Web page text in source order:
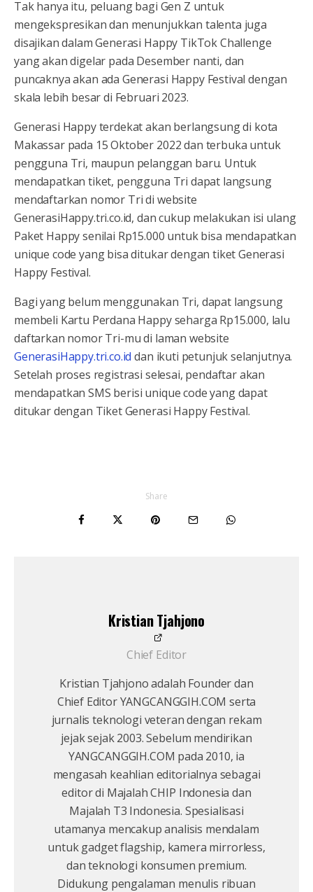
Tak hanya itu, peluang bagi Gen Z untuk
mengekspresikan dan menunjukkan talenta juga
disajikan dalam Generasi Happy TikTok Challenge
yang akan digelar pada Desember nanti, dan
puncaknya akan ada Generasi Happy Festival dengan
skala lebih besar di Februari 2023.
Generasi Happy terdekat akan berlangsung di kota
Makassar pada 15 Oktober 2022 dan terbuka untuk
pengguna Tri, maupun pelanggan baru. Untuk
mendapatkan tiket, pengguna Tri dapat langsung
mendaftarkan nomor Tri di website
GenerasiHappy.tri.co.id, dan cukup melakukan isi ulang
Paket Happy senilai Rp15.000 untuk bisa mendapatkan
unique code yang bisa ditukar dengan tiket Generasi
Happy Festival.
Bagi yang belum menggunakan Tri, dapat langsung
membeli Kartu Perdana Happy seharga Rp15.000, lalu
daftarkan nomor Tri-mu di laman website
GenerasiHappy.tri.co.id dan ikuti petunjuk selanjutnya.
Setelah proses registrasi selesai, pendaftar akan
mendapatkan SMS berisi unique code yang dapat
ditukar dengan Tiket Generasi Happy Festival.
Share
Kristian Tjahjono
Chief Editor
Kristian Tjahjono adalah Founder dan
Chief Editor YANGCANGGIH.COM serta
jurnalis teknologi veteran dengan rekam
jejak sejak 2003. Sebelum mendirikan
YANGCANGGIH.COM pada 2010, ia
mengasah keahlian editorialnya sebagai
editor di Majalah CHIP Indonesia dan
Majalah T3 Indonesia. Spesialisasi
utamanya mencakup analisis mendalam
untuk gadget flagship, kamera mirrorless,
dan teknologi konsumen premium.
Didukung pengalaman menulis ribuan